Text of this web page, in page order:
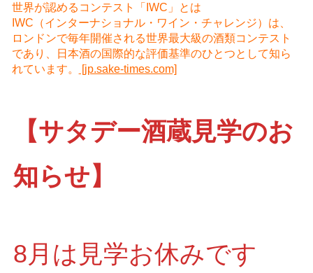
世界が認めるコンテスト「IWC」とは
IWC（インターナショナル・ワイン・チャレンジ）は、
ロンドンで毎年開催される世界最大級の酒類コンテスト
であり、日本酒の国際的な評価基準のひとつとして知ら
れています。
[jp.sake-times.com]
【サタデー酒蔵見学のお
知らせ】
8月は見学お休みです